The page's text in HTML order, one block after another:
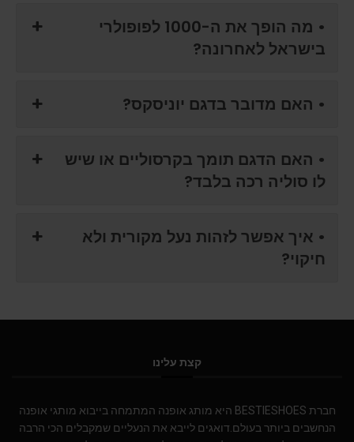
• מה הופך את ה-1000 לפופולרי
בישראל לאחרונה?
• האם מדובר בדגם יוניסקס?
• האם הדגם תומך בקרסוליים או שיש
לו סוליה רכה בלבד?
• איך אפשר לזהות נעל מקורית ולא
חיקוי?
קצת עלינו
חברת BESTIESHOES היא מותג אופנה המתמחה בייבוא מותגי אופנה
הנחשבים ביותר בעולם.דואגים לייבא את הנעליים שמקבלים הכי הרבה